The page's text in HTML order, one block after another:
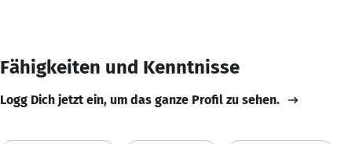
Fähigkeiten und Kenntnisse
Logg Dich jetzt ein, um das ganze Profil zu sehen.